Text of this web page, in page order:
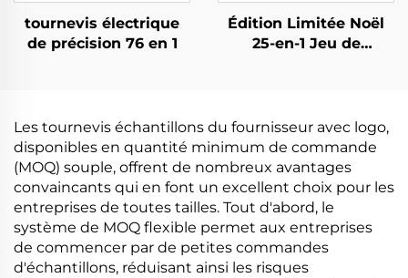
tournevis électrique
de précision 76 en 1
Édition Limitée Noël
25-en-1 Jeu de
Les tournevis échantillons du fournisseur avec logo,
disponibles en quantité minimum de commande
(MOQ) souple, offrent de nombreux avantages
convaincants qui en font un excellent choix pour les
entreprises de toutes tailles. Tout d'abord, le
système de MOQ flexible permet aux entreprises
de commencer par de petites commandes
d'échantillons, réduisant ainsi les risques